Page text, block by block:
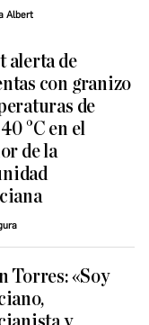
Albert
alerta de
con granizo
de
°C en el
de la
Torres: «Soy